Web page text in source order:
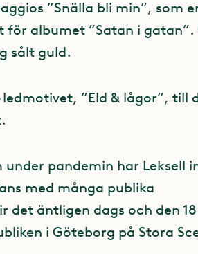
”Snälla bli min”, som
för albumet ”Satan i
sålt guld.
”Eld & lågor”, till
pandemin har Leksell
med många publika
äntligen dags och den
i Göteborg på Stora